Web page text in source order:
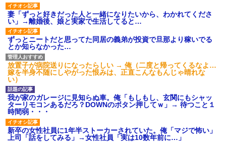
妻「ずっと好きだった人と一緒になりたいから、わかれてくださ
い」→離婚後、娘と実家で生活してると…
ずっとニートだと思ってた同居の義弟が投資で旦那より稼いでる
とか知らなかった…
放置子が病院送りになったらしい → 俺（二度と帰ってくるなよ…
嫁を半身不随にしやがった恨みは、正直こんなもんじゃ晴れな
い）
我が家のガレージに見知らぬ車。俺「もしもし、玄関にもシャッ
ターリモコンあるだろ？DOWNのボタン押してｗ」→ 待つこと１
時間弱・・・
新卒の女性社員に1年半ストーカーされていた。俺「マジで怖い」
上司「話をしてみる」→女性社員「実は10数年前に…」